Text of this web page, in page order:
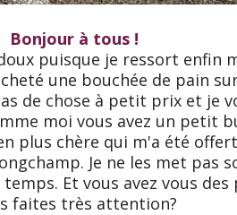
Bonjour à tous !
puisque je ressort enfin
une bouchée de pain
de chose à petit prix et je
moi vous avez un petit
plus chère qui m'a été
Je ne les met pas
Et vous avez vous
faites très attention?